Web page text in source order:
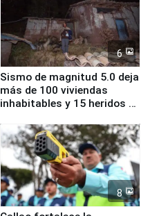
6
Sismo de magnitud 5.0 deja
más de 100 viviendas
inhabitables y 15 heridos en
8